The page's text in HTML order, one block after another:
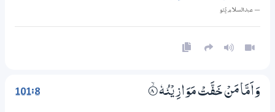
— عبدالسلام ڀُٽو
101:8 وَاَمَّا مَنْ خَفَّتْ مَوَازِيْنُهٗ 8‏۝ۙ